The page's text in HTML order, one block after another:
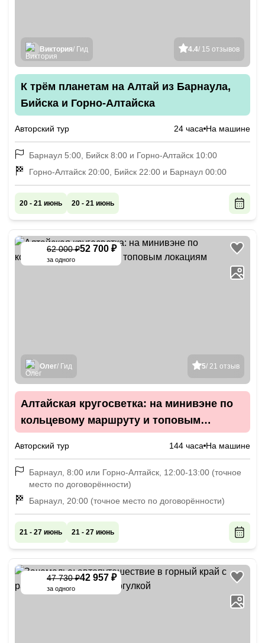
4.4/ 15 отзывов
Виктория/ Гид
К трём планетам на Алтай из Барнаула,
Бийска и Горно-Алтайска
Авторский тур 24 часа На машине
Барнаул 5:00, Бийск 8:00 и Горно-Алтайск 10:00
Горно-Алтайск 20:00, Бийск 22:00 и Барнаул 00:00
20 - 21 июнь 20 - 21 июнь
62 000 ₽52 700 ₽
за одного
5/ 21 отзыв
Олег/ Гид
Алтайская кругосветка: на минивэне по
кольцевому маршруту и топовым
Авторский тур 144 часа На машине
Барнаул, 8:00 или Горно-Алтайск, 12:00-13:00 (точное
место по договорённости)
Барнаул, 20:00 (точное место по договорённости)
21 - 27 июнь 21 - 27 июнь
47 730 ₽42 957 ₽
за одного